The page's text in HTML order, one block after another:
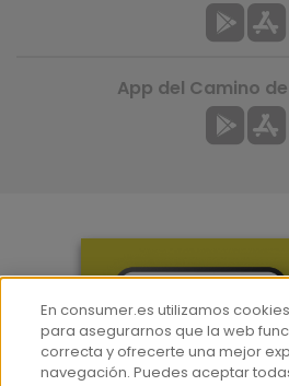
Contacto
App del Camino
En consumer.es utilizamos
para asegurarnos que la web
correcta y ofrecerte una mejor
navegación. Puedes aceptar